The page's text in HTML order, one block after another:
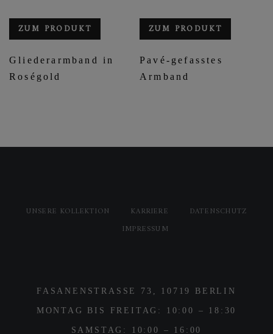
ZUM PRODUKT
Gliederarmband in
Roségold
ZUM PRODUKT
Pavé-gefasstes
Armband
UNSERE KOLLEKTION KARRIERE
DATENSCHUTZ
IMPRESSUM
FASANENSTRASSE 73, 10719 BERLIN
MONTAG BIS FREITAG: 10:00 – 18:30
SAMSTAG: 10:00 – 16:00